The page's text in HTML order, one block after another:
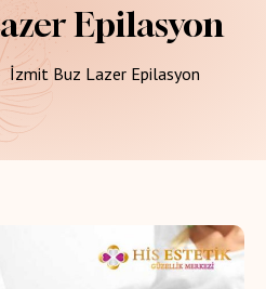
Epilasyon
İzmit Buz Lazer Epilasyon